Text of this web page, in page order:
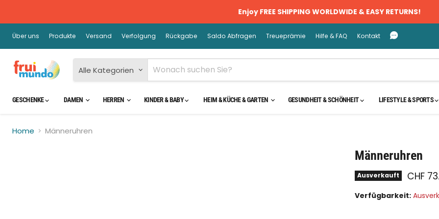
Enjoy FREE SHIPPING WORLDWIDE & EASY RETURNS!
Über uns Produkte Versand Verfolgung Rückgabe Saldo Abfragen Treueprämie Hilfe & FAQ Kontakt
Alle Kategorien
GESCHENKE DAMEN HERREN KINDER & BABY HEIM & KÜCHE & GARTEN GESUNDHEIT & SCHÖNHEIT LIFESTYLE & SPORTS
Home Männeruhren
Männeruhren
Ausverkauft CHF
Verfügbarkeit: